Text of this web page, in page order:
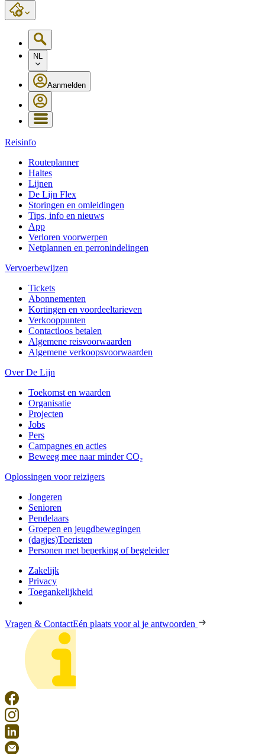
NL
Aanmelden
Reisinfo
Routeplanner
Haltes
Lijnen
De Lijn Flex
Storingen en omleidingen
Tips, info en nieuws
App
Verloren voorwerpen
Netplannen en perronindelingen
Vervoerbewijzen
Tickets
Abonnementen
Kortingen en voordeeltarieven
Verkooppunten
Contactloos betalen
Algemene reisvoorwaarden
Algemene verkoopsvoorwaarden
Over De Lijn
Toekomst en waarden
Organisatie
Projecten
Jobs
Pers
Campagnes en acties
Beweeg mee naar minder CO₂
Oplossingen voor reizigers
Jongeren
Senioren
Pendelaars
Groepen en jeugdbewegingen
(dagjes)Toeristen
Personen met beperking of begeleider
Zakelijk
Privacy
Toegankelijkheid
Vragen & ContactEén plaats voor al je antwoorden